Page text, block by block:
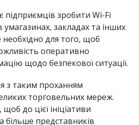
повідомляв, щов частині
припиняє роботу
Prosto. Також ми писали, що
випускників
.